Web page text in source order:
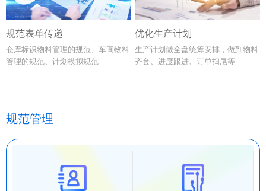
规范表单传递
仓库标识物料管理的规范、车间物料
管理的规范、计划模拟规范
优化生产计划
生产计划做全盘统筹安排，做到物料
齐套、进度跟进、订单扫尾等
规范管理